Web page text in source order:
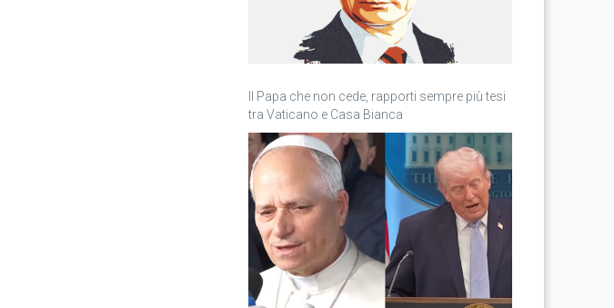
Il Papa che non cede, rapporti sempre più tesi
tra Vaticano e Casa Bianca